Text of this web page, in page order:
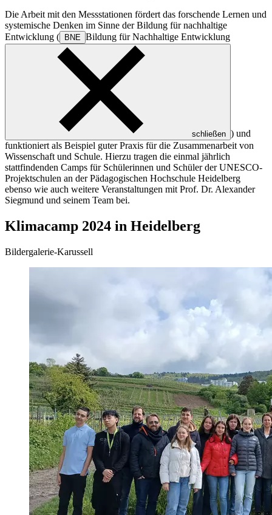
Die Arbeit mit den Messstationen fördert das forschende Lernen und
systemische Denken im Sinne der Bildung für nachhaltige
Entwicklung (
BNE Bildung für Nachhaltige Entwicklung
schließen ) und
funktioniert als Beispiel guter Praxis für die Zusammenarbeit von
Wissenschaft und Schule. Hierzu tragen die einmal jährlich
stattfindenden Camps für Schülerinnen und Schüler der UNESCO-
Projektschulen an der Pädagogischen Hochschule Heidelberg
ebenso wie auch weitere Veranstaltungen mit Prof. Dr. Alexander
Siegmund und seinem Team bei.
Klimacamp 2024 in Heidelberg
Bildergalerie-Karussell